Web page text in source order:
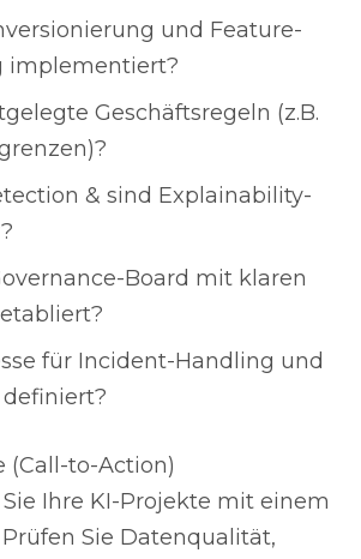
und Feature-
implementiert?
Geschäftsregeln (z.B.
& sind Explainability-
Board mit klaren
für Incident-Handling und
(Call-to-Action)
Ihre KI-Projekte mit einem
Sie Datenqualität,